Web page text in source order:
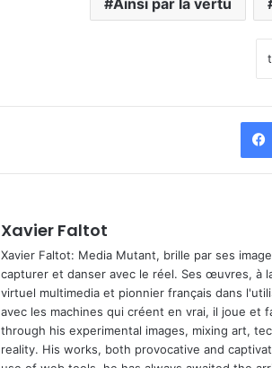
Ainsi par la vertu
Xavier Faltot
Xavier Faltot: Media Mutant, brille par ses
capturer et danser avec le réel. Ses œuvres, à
virtuel multimedia et pionnier français dans
avec les machines qui créent en vrai, il joue et
through his experimental images, mixing art,
reality. His works, both provocative and